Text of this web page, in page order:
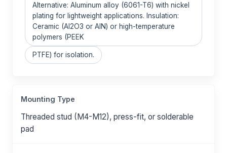
Alternative: Aluminum alloy (6061-T6) with nickel
plating for lightweight applications. Insulation:
Ceramic (Al2O3 or AlN) or high-temperature
polymers (PEEK
PTFE) for isolation.
Mounting Type
Threaded stud (M4-M12), press-fit, or solderable
pad